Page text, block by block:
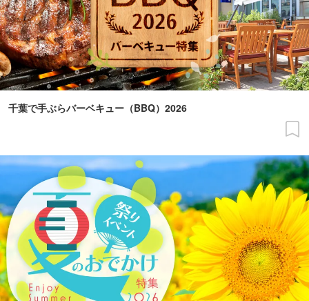
千葉で手ぶらバーベキュー（BBQ）2026